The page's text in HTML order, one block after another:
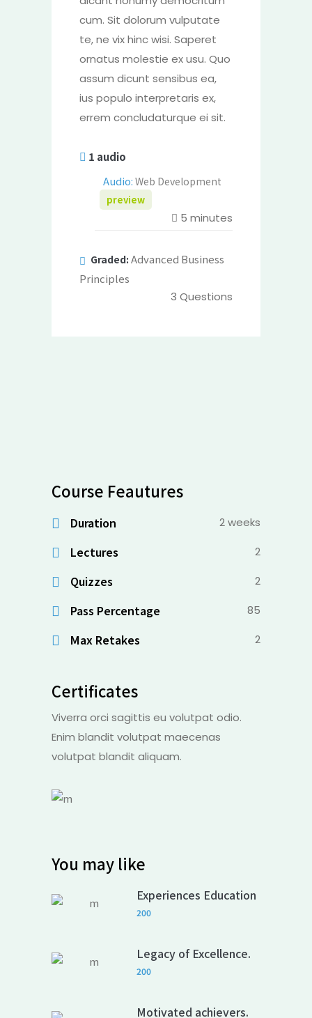
cum. Sit dolorum vulputate
te, ne vix hinc wisi. Saperet
ornatus molestie ex usu. Quo
assum dicunt sensibus ea,
ius populo interpretaris ex,
errem concludaturque ei sit.
1 audio
Audio: Web Development
preview
5 minutes
Graded: Advanced Business
Principles
3 Questions
Course Feautures
Duration 2 weeks
Lectures 2
Quizzes 2
Pass Percentage 85
Max Retakes 2
Certificates
Viverra orci sagittis eu volutpat odio.
Enim blandit volutpat maecenas
volutpat blandit aliquam.
You may like
Experiences Education
200
Legacy of Excellence.
200
Motivated achievers.